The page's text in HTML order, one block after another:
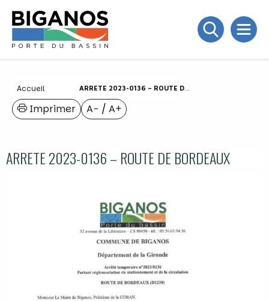
Accueil ARRETE 2023-0136 – ROUTE DE BORDEAUX
A− / A+
Imprimer
ARRETE 2023-0136 – ROUTE DE BORDEAUX